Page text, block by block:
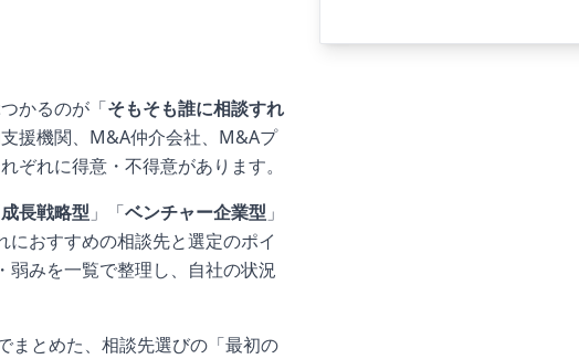
かるのが「そもそも誰に相談すれ
援機関、M&A仲介会社、M&Aプ
れに得意・不得意があります。
成長戦略型 」「ベンチャー企業型 」
におすすめの相談先と選定のポイ
弱みを一覧で整理し、自社の状況
まとめた、相談先選びの「最初の